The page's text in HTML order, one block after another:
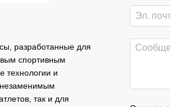
разработанные для
спортивным
технологии и
незаменимым
так и для